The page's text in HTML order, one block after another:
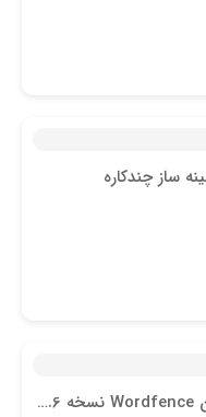
افزونه ضد هک امنیتی وردفنس | پلاگین Wordfence نسخه 7.4.6